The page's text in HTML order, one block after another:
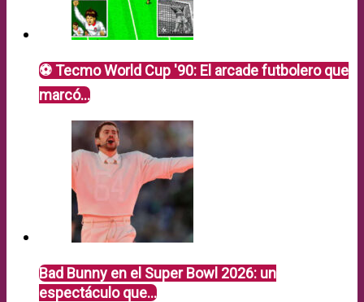
⚽ Tecmo World Cup '90: El arcade futbolero que
marcó…
Bad Bunny en el Super Bowl 2026: un
espectáculo que…